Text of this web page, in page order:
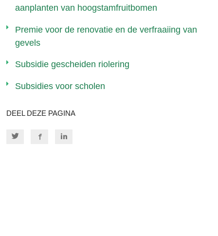
aanplanten van hoogstamfruitbomen
Premie voor de renovatie en de verfraaiing van
gevels
Subsidie gescheiden riolering
Subsidies voor scholen
DEEL DEZE PAGINA